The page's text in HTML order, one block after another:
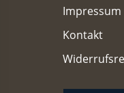
Impressum
Kontakt